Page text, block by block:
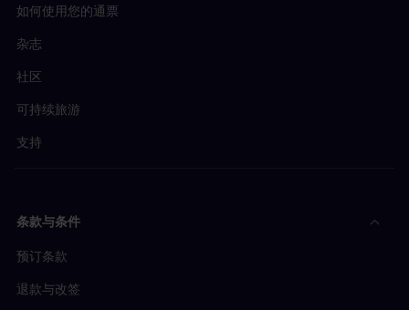
如何使用您的通票
杂志
社区
可持续旅游
支持
条款与条件
预订条款
退款与改签